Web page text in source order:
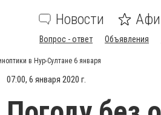
Новости
Вопрос - ответ Объявления
в Нур-Султане 6 января
07:00, 6 января 2020 г.